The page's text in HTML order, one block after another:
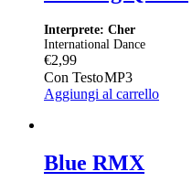
Interprete: Cher
International Dance
€2,99
Con TestoMP3
Aggiungi al carrello
Blue RMX